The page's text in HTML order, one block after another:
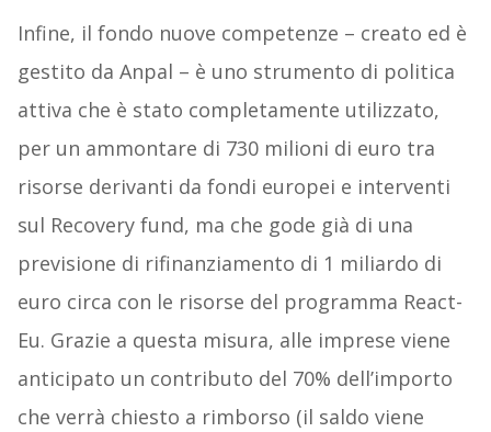
Infine, il fondo nuove competenze – creato ed è
gestito da Anpal – è uno strumento di politica
attiva che è stato completamente utilizzato,
per un ammontare di 730 milioni di euro tra
risorse derivanti da fondi europei e interventi
sul Recovery fund, ma che gode già di una
previsione di rifinanziamento di 1 miliardo di
euro circa con le risorse del programma React-
Eu. Grazie a questa misura, alle imprese viene
anticipato un contributo del 70% dell’importo
che verrà chiesto a rimborso (il saldo viene